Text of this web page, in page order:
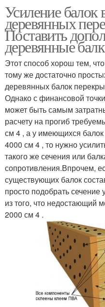
Усиление
деревянных
Поставить
деревянные
Этот способ хорош тем,
тому же достаточно
деревянных балок
Однако с финансовой
может быть самым
расчету на прогиб
см 4 , а у имеющихся
4000 см 4 , то нужно
такого же сечения или
сопротивления.Впрочем,
существующих балок
просто подобрать
из того, что недостающий
2000 см 4 .